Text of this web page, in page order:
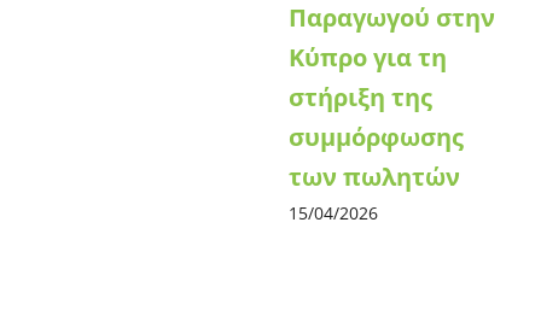
Παραγωγού στην
Κύπρο για τη
στήριξη της
συμμόρφωσης
των πωλητών
15/04/2026